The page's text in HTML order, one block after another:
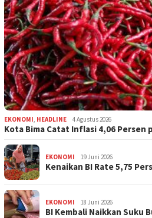
EKONOMI, HEADLINE 4 Agustus 2026
Kota Bima Catat Inflasi 4,06 Persen
EKONOMI 19 Juni 2026
Kenaikan BI Rate 5,75
EKONOMI 18 Juni 2026
BI Kembali Naikkan Suku